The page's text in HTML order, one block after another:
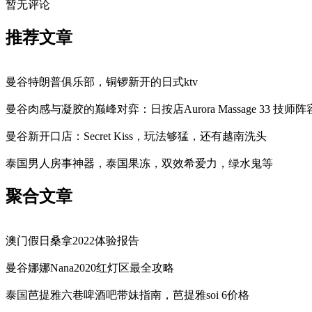
暂无评论
推荐文章
曼谷特朗普俱乐部，铜锣新开的日式ktv
曼谷肉感与凝胶的巅峰对弈：日按店Aurora Massage 33 技师
曼谷新开口店：Secret Kiss，玩法够猛，还有越南洗头
泰国男人房事神器，泰国果冻，双效希爱力，绿水鬼等
聚合文章
澳门假日桑拿2022体验报告
曼谷娜娜Nana2020红灯区最全攻略
泰国芭提雅六巷啤酒吧带妹指南，芭提雅soi 6价格